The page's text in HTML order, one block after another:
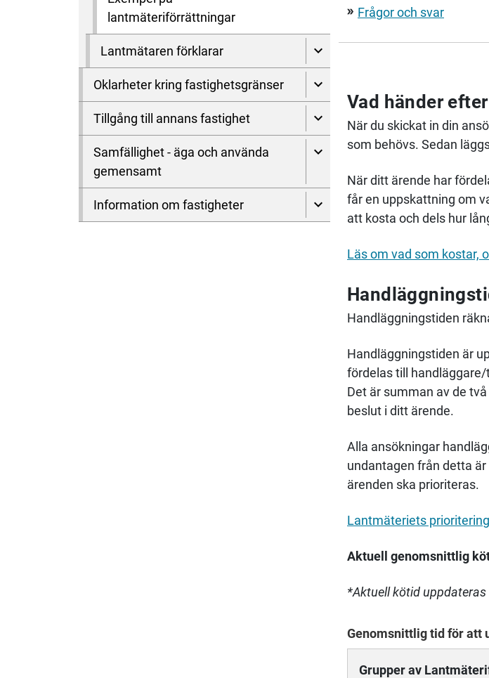
lantmäteriförrättningar
Lantmätaren förklarar
Oklarheter kring fastighetsgränser
Tillgång till annans fastighet
Samfällighet - äga och använda
gemensamt
Information om fastigheter
double_arrow Frågor och svar
Vad händer
När du skickat in din
som behövs. Sedan
När ditt ärende har
får en uppskattning om
att kosta och dels hur
Läs om vad som kostar,
Handläggningstiden
Handläggningstiden är
fördelas till
Det är summan av de
beslut i ditt ärende.
Alla ansökningar
undantagen från detta
ärenden ska prioriteras.
Lantmäteriets
Aktuell genomsnittlig
*Aktuell kötid
Genomsnittlig tid för att
Grupper av